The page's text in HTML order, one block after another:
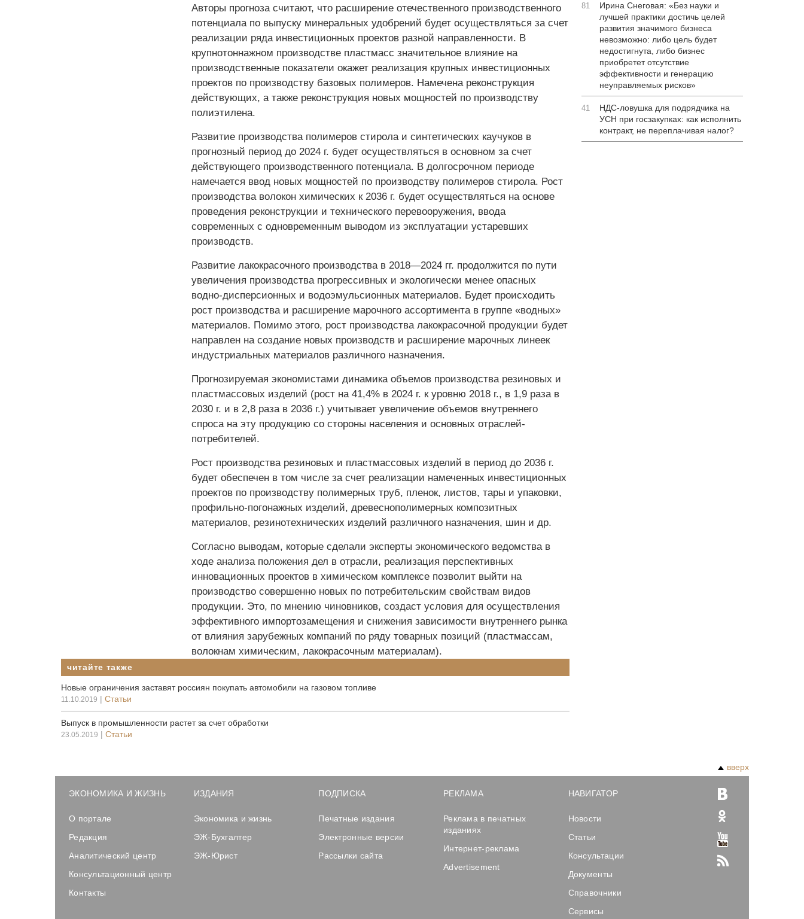
Авторы прогноза считают, что расширение отечественного производственного
потенциала по выпуску минеральных удобрений будет осуществляться за счет
реализации ряда инвестиционных проектов разной направленности. В
крупнотоннажном производстве пластмасс значительное влияние на
производственные показатели окажет реализация крупных инвестиционных
проектов по производству базовых полимеров. Намечена реконструкция
действующих, а также реконструкция новых мощностей по производству
полиэтилена.
Развитие производства полимеров стирола и синтетических каучуков в
прогнозный период до 2024 г. будет осуществляться в основном за счет
действующего производственного потенциала. В долгосрочном периоде
намечается ввод новых мощностей по производству полимеров стирола. Рост
производства волокон химических к 2036 г. будет осуществляться на основе
проведения реконструкции и технического перевооружения, ввода
современных с одновременным выводом из эксплуатации устаревших
производств.
Развитие лакокрасочного производства в 2018—2024 гг. продолжится по пути
увеличения производства прогрессивных и экологически менее опасных
водно-дисперсионных и водоэмульсионных материалов. Будет происходить
рост производства и расширение марочного ассортимента в группе «водных»
материалов. Помимо этого, рост производства лакокрасочной продукции будет
направлен на создание новых производств и расширение марочных линеек
индустриальных материалов различного назначения.
Прогнозируемая экономистами динамика объемов производства резиновых и
пластмассовых изделий (рост на 41,4% в 2024 г. к уровню 2018 г., в 1,9 раза в
2030 г. и в 2,8 раза в 2036 г.) учитывает увеличение объемов внутреннего
спроса на эту продукцию со стороны населения и основных отраслей-
потребителей.
Рост производства резиновых и пластмассовых изделий в период до 2036 г.
будет обеспечен в том числе за счет реализации намеченных инвестиционных
проектов по производству полимерных труб, пленок, листов, тары и упаковки,
профильно-погонажных изделий, древеснополимерных композитных
материалов, резинотехнических изделий различного назначения, шин и др.
Согласно выводам, которые сделали эксперты экономического ведомства в
ходе анализа положения дел в отрасли, реализация перспективных
инновационных проектов в химическом комплексе позволит выйти на
производство совершенно новых по потребительским свойствам видов
продукции. Это, по мнению чиновников, создаст условия для осуществления
эффективного импортозамещения и снижения зависимости внутреннего рынка
от влияния зарубежных компаний по ряду товарных позиций (пластмассам,
волокнам химическим, лакокрасочным материалам).
читайте также
Новые ограничения заставят россиян покупать автомобили на газовом топливе
11.10.2019 | Статьи
Выпуск в промышленности растет за счет обработки
23.05.2019 | Статьи
81
Ирина Снеговая: «Без науки и
лучшей практики достичь целей
развития значимого бизнеса
невозможно: либо цель будет
недостигнута, либо бизнес
приобретет отсутствие
эффективности и генерацию
неуправляемых рисков»
41
НДС-ловушка для подрядчика на
УСН при госзакупках: как исполнить
контракт, не переплачивая налог?
вверх
ЭКОНОМИКА И ЖИЗНЬ
О портале
Редакция
Аналитический центр
Консультационный центр
Контакты
ИЗДАНИЯ
Экономика и жизнь
ЭЖ-Бухгалтер
ЭЖ-Юрист
ПОДПИСКА
Печатные издания
Электронные версии
Рассылки сайта
РЕКЛАМА
Реклама в печатных
изданиях
Интернет-реклама
Advertisement
НАВИГАТОР
Новости
Статьи
Консультации
Документы
Справочники
Сервисы